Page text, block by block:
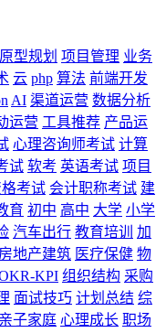
原型规划 项目管理 业务
云 php 算法 前端开发
AI 渠道运营 数据分析
运营 工具推荐 产品运
心理咨询师考试 计算
试 软考 英语考试 项目
考试 会计职称考试 建
育 初中 高中 大学 小学
汽车出行 教育培训
加
房地产建筑 医疗保健 物
KPI 组织结构 采购
面试技巧 计划总结 综
亲子家庭 心理成长 职场